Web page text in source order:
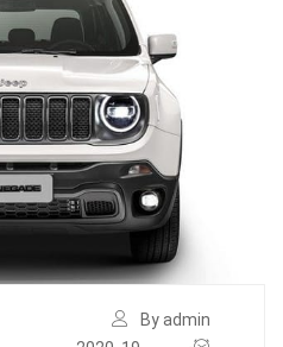
By admin